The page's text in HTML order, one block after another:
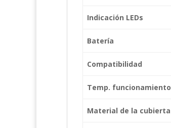
Indicación LEDs
Batería
Compatibilidad
Temp. funcionamiento
Material de la cubierta